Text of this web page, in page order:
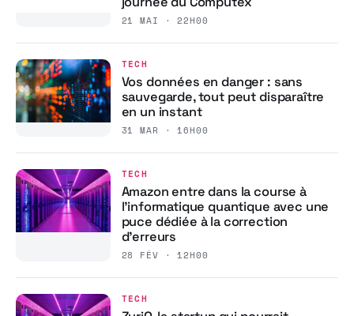
21 MAI · 22H00
TECH
Vos données en danger : sans
sauvegarde, tout peut disparaître
en un instant
31 MAR · 16H00
TECH
Amazon entre dans la course à
l’informatique quantique avec une
puce dédiée à la correction
d’erreurs
28 FÉV · 12H00
TECH